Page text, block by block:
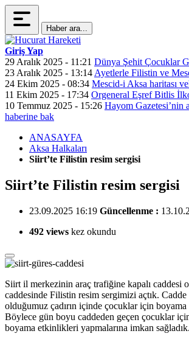
Haber ara...
Giriş Yap
29 Aralık 2025 - 11:21 Dünya Şehit Çocuklar
23 Aralık 2025 - 13:14 Ayetlerle Filistin ve
24 Ekim 2025 - 08:34 Mescid-i Aksa haritası
11 Ekim 2025 - 17:34 Orgeneral Eşref Bitlis
10 Temmuz 2025 - 15:26 Hayom Gazetesi’nin
haberine bak
ANASAYFA
Aksa Halkaları
Siirt’te Filistin resim sergisi
Siirt’te Filistin resim sergisi
23.09.2025 16:19 Güncellenme :
492 views kez okundu
Siirt il merkezinin araç trafiğine kapalı caddesi
caddesinde Filistin resim sergimizi açtık. Cadde
olduğumuz çadırın içinde çocuklar için boyama
Böylece gün boyu caddeden geçen çocuklar
boyama etkinlikleri yapmalarına imkan sağladık.